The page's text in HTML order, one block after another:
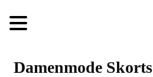
Damenmode Skorts